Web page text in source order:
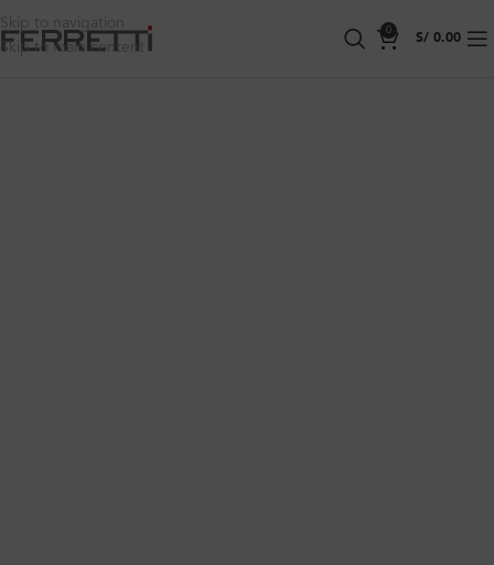
Skip to navigation
Skip to main content
0
S/ 0.00